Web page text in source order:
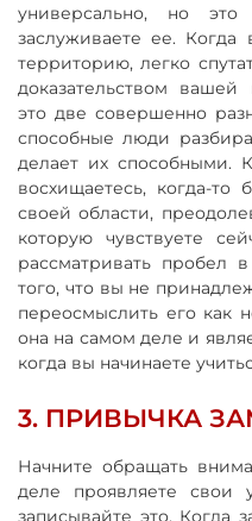
универсально, но
заслуживаете ее. Когда
территорию, легко
доказательством
это две совершенно
способные люди
делает их способными.
восхищаетесь, когда-
своей области,
которую чувствуете
рассматривать пробел в
того, что вы не
переосмыслить его как
она на самом деле и
когда вы начинаете
3. ПРИВЫЧКА
Начните обращать
деле проявляете свои
записывайте это. Когда